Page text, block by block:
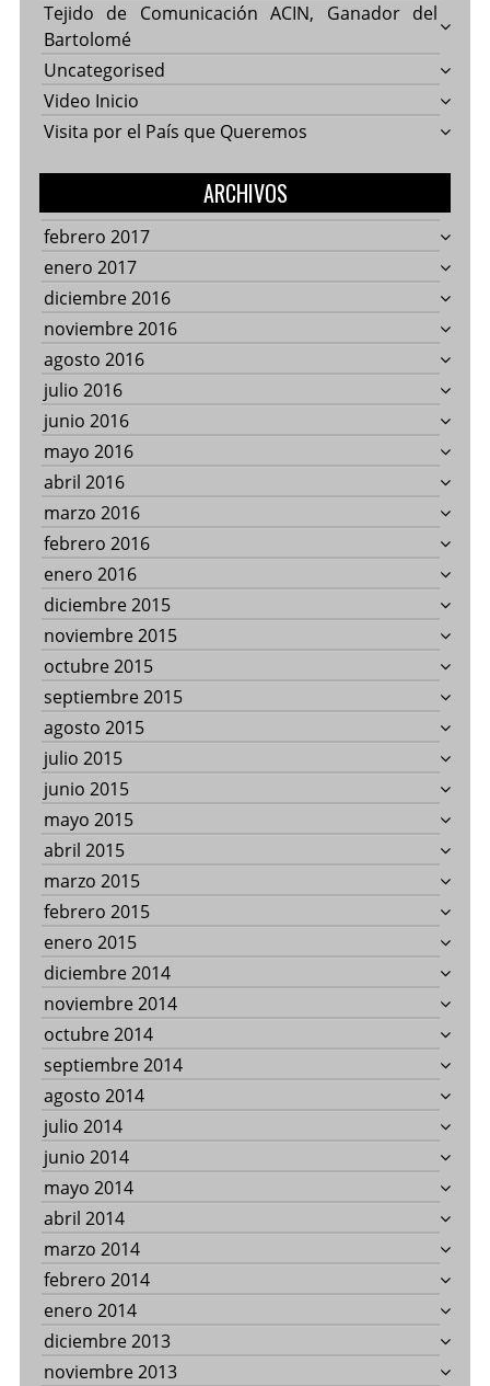
Tejido de Comunicación ACIN, Ganador del
Bartolomé
Uncategorised
Video Inicio
Visita por el País que Queremos
ARCHIVOS
febrero 2017
enero 2017
diciembre 2016
noviembre 2016
agosto 2016
julio 2016
junio 2016
mayo 2016
abril 2016
marzo 2016
febrero 2016
enero 2016
diciembre 2015
noviembre 2015
octubre 2015
septiembre 2015
agosto 2015
julio 2015
junio 2015
mayo 2015
abril 2015
marzo 2015
febrero 2015
enero 2015
diciembre 2014
noviembre 2014
octubre 2014
septiembre 2014
agosto 2014
julio 2014
junio 2014
mayo 2014
abril 2014
marzo 2014
febrero 2014
enero 2014
diciembre 2013
noviembre 2013